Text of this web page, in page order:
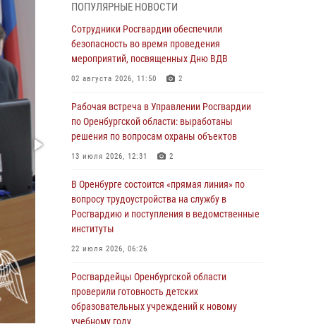
гражданами по вопросу трудоустройства на
службу в Росгвардию и поступления в
ведомственные институты
30 июля 2026, 04:44
Дню Крещения Руси
28 июля 2026, 09:41 1
Росгвардейцы обеспечили правопорядок на
27 июля 2026, 14:36 2
Росгвардейцы предотвратили трагедию:
спасен мужчина в тяжелой жизненной
Росгвардейцы Оренбургской области
проверили готовность детских
образовательных учреждений к новому
ПОПУЛЯРНЫЕ НОВОСТИ
Сотрудники Росгвардии обеспечили
безопасность во время проведения
мероприятий, посвященных Дню ВДВ
02 августа 2026, 11:50 2
Рабочая встреча в Управлении Росгвардии
по Оренбургской области: выработаны
решения по вопросам охраны объектов
13 июля 2026, 12:31 2
В Оренбурге состоится «прямая линия» по
вопросу трудоустройства на службу в
Росгвардию и поступления в ведомственные
институты
22 июля 2026, 06:26
Росгвардейцы Оренбургской области
проверили готовность детских
образовательных учреждений к новому
учебному году